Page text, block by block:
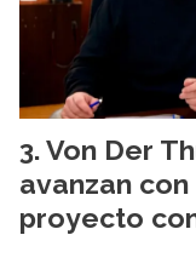
Von Der
avanzan
proyecto